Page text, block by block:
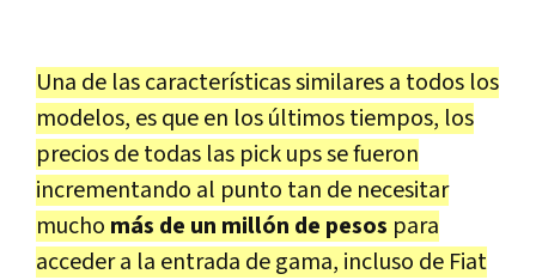
Una de las características similares a todos los
modelos, es que en los últimos tiempos, los
precios de todas las pick ups se fueron
incrementando al punto tan de necesitar
mucho más de un millón de pesos para
acceder a la entrada de gama, incluso de Fiat